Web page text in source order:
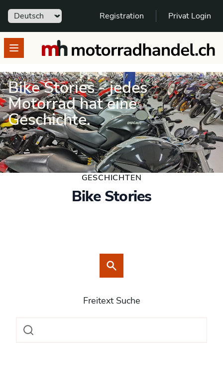
Sprache Registration Privat Login
Open menumotorradhandel.ch
Bike Stories - jedes
Motorrad hat eine
Geschichte.
SCHNELL GEFUNDEN - SPANNENDE
GESCHICHTEN
Bike Stories
Freitext Suche